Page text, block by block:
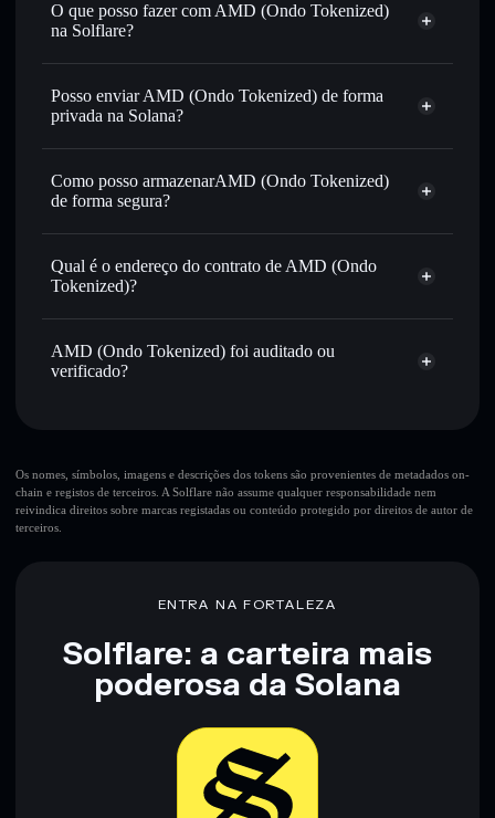
O que posso fazer com AMD (Ondo Tokenized)
na Solflare?
AMD (Ondo Tokenized)
Carteira Solflare
Trocar instantaneamente — trocar AMDON por SOL,
USDC, ou milhares de outros tokens Solana com
melhor preço disponível
Enviar de forma privada— transferir AMDON sem
associar publicamente as carteiras usando o Agregador de
volume, capitalização de mercado e liquidez de AMDON
Manter em segurança
não-custodial onde controlas as tuas chaves privadas
Posso enviar AMD (Ondo Tokenized) de forma
privada na Solana?
Carteira Solflare
Agregador de
AMD (Ondo Tokenized)
Como posso armazenarAMD (Ondo Tokenized)
de forma segura?
AMD (Ondo Tokenized)
Qual é o endereço do contrato de AMD (Ondo
Tokenized)?
AMD (Ondo
14diAn5z8kjrKwSC8WLqvBqqe5YmihJhjxRxd8Z6ondo
AMD (Ondo Tokenized) foi auditado ou
verificado?
Os nomes, símbolos, imagens e descrições dos tokens são provenientes de metadados on-
chain e registos de terceiros. A Solflare não assume qualquer responsabilidade nem
reivindica direitos sobre marcas registadas ou conteúdo protegido por direitos de autor de
terceiros.
ENTRA NA FORTALEZA
Solflare: a carteira mais
poderosa da Solana